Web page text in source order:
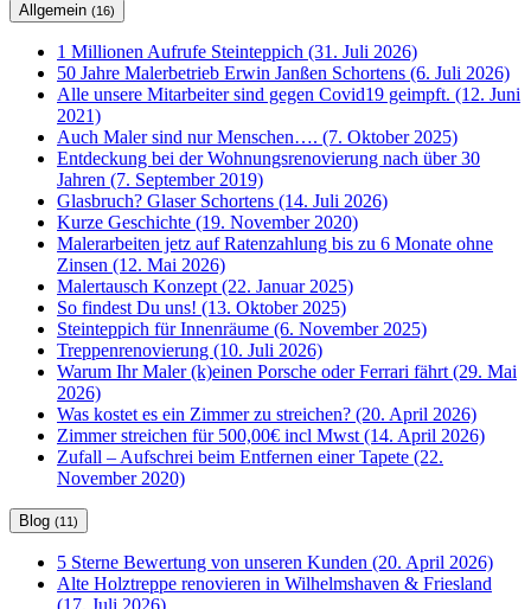
Allgemein (16)
1 Millionen Aufrufe Steinteppich (31. Juli 2026)
50 Jahre Malerbetrieb Erwin Janßen Schortens (6. Juli 2026)
Alle unsere Mitarbeiter sind gegen Covid19 geimpft. (12. Juni
2021)
Auch Maler sind nur Menschen…. (7. Oktober 2025)
Entdeckung bei der Wohnungsrenovierung nach über 30
Jahren (7. September 2019)
Glasbruch? Glaser Schortens (14. Juli 2026)
Kurze Geschichte (19. November 2020)
Malerarbeiten jetz auf Ratenzahlung bis zu 6 Monate ohne
Zinsen (12. Mai 2026)
Malertausch Konzept (22. Januar 2025)
So findest Du uns! (13. Oktober 2025)
Steinteppich für Innenräume (6. November 2025)
Treppenrenovierung (10. Juli 2026)
Warum Ihr Maler (k)einen Porsche oder Ferrari fährt (29. Mai
2026)
Was kostet es ein Zimmer zu streichen? (20. April 2026)
Zimmer streichen für 500,00€ incl Mwst (14. April 2026)
Zufall – Aufschrei beim Entfernen einer Tapete (22.
November 2020)
Blog (11)
5 Sterne Bewertung von unseren Kunden (20. April 2026)
Alte Holztreppe renovieren in Wilhelmshaven & Friesland